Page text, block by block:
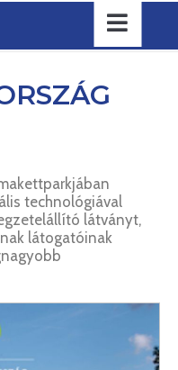
technológiával
látványt,
látogatóinak